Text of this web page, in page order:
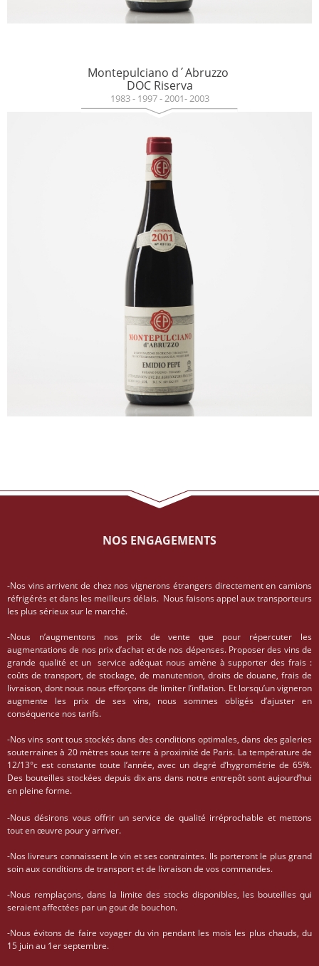
Montepulciano d´Abruzzo
DOC Riserva
1983 - 1997 - 2001- 2003
NOS ENGAGEMENTS
-Nos vins arrivent de chez nos vignerons étrangers directement en camions
réfrigérés et dans les meilleurs délais. Nous faisons appel aux transporteurs
les plus sérieux sur le marché.
-Nous n’augmentons nos prix de vente que pour répercuter les
augmentations de nos prix d’achat et de nos dépenses. Proposer des vins de
grande qualité et un service adéquat nous amène à supporter des frais :
coûts de transport, de stockage, de manutention, droits de douane, frais de
livraison, dont nous nous efforçons de limiter l’inflation. Et lorsqu’un vigneron
augmente les prix de ses vins, nous sommes obligés d’ajuster en
conséquence nos tarifs.
-Nos vins sont tous stockés dans des conditions optimales, dans des galeries
souterraines à 20 mètres sous terre à proximité de Paris. La température de
12/13°c est constante toute l’année, avec un degré d’hygrométrie de 65%.
Des bouteilles stockées depuis dix ans dans notre entrepôt sont aujourd’hui
en pleine forme.
-Nous désirons vous offrir un service de qualité irréprochable et mettons
tout en œuvre pour y arriver.
-Nos livreurs connaissent le vin et ses contraintes. Ils porteront le plus grand
soin aux conditions de transport et de livraison de vos commandes.
-Nous remplaçons, dans la limite des stocks disponibles, les bouteilles qui
seraient affectées par un gout de bouchon.
-Nous évitons de faire voyager du vin pendant les mois les plus chauds, du
15 juin au 1er septembre.